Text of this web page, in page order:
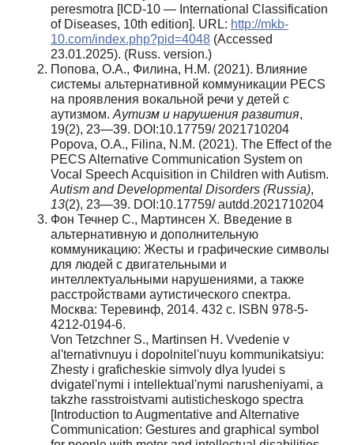
peresmotra [ICD-10 — International Classification
of Diseases, 10th edition]. URL: http://mkb-
10.com/index.php?pid=4048 (Accessed
23.01.2025). (Russ. version.)
Попова, О.А., Филина, Н.М. (2021). Влияние
системы альтернативной коммуникации PECS
на проявления вокальной речи у детей с
аутизмом. Аутизм и нарушения развития,
19(2), 23—39. DOI:10.17759/ 2021710204
Popova, O.A., Filina, N.M. (2021). The Effect of the
PECS Alternative Communication System on
Vocal Speech Acquisition in Children with Autism.
Autism and Developmental Disorders (Russia),
13(2), 23—39. DOI:10.17759/ autdd.2021710204
Фон Течнер С., Мартинсен Х. Введение в
альтернативную и дополнительную
коммуникацию: Жесты и графические символы
для людей с двигательными и
интеллектуальными нарушениями, а также
расстройствами аутистического спектра.
Москва: Теревинф, 2014. 432 с. ISBN 978-5-
4212-0194-6.
Von Tetzchner S., Martinsen H. Vvedenie v
al'ternativnuyu i dopolnitel'nuyu kommunikatsiyu:
Zhesty i graficheskie simvoly dlya lyudei s
dvigatel'nymi i intellektual'nymi narusheniyami, a
takzhe rasstroistvami autisticheskogo spectra
[Introduction to Augmentative and Alternative
Communication: Gestures and graphical symbol